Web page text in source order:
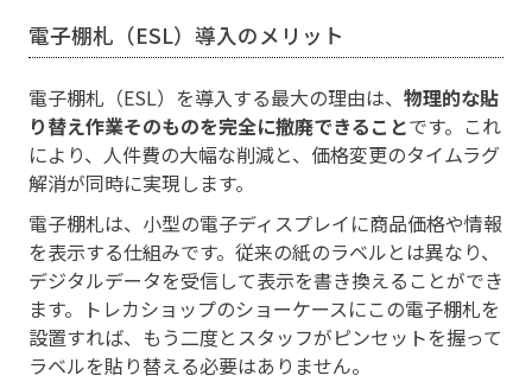
電子棚札（ESL）導入のメリット
電子棚札（ESL）を導入する最大の理由は、 物理的な貼
り替え作業そのものを完全に撤廃できることです。これ
により、人件費の大幅な削減と、価格変更のタイムラグ
解消が同時に実現します。
電子棚札は、小型の電子ディスプレイに商品価格や情報
を表示する仕組みです。従来の紙のラベルとは異なり、
デジタルデータを受信して表示を書き換えることができ
ます。トレカショップのショーケースにこの電子棚札を
設置すれば、もう二度とスタッフがピンセットを握って
ラベルを貼り替える必要はありません。